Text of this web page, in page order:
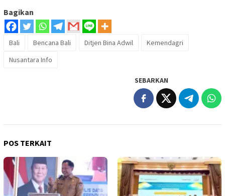
Bagikan
Bali Bencana Bali Ditjen Bina Adwil
Kemendagri
Nusantara Info
SEBARKAN
POS TERKAIT